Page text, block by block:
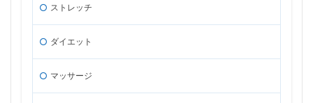
ストレッチ
ダイエット
マッサージ